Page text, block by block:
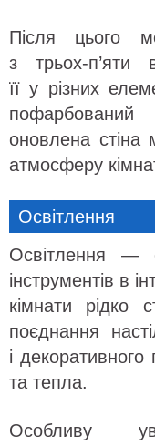
Після цього
з трьох-п’яти
її у різних
оновлена стіна
атмосферу
Освітлення
Освітлення —
інструментів в
кімнати рідко
поєднання
і декоративного
та тепла.
Особливу